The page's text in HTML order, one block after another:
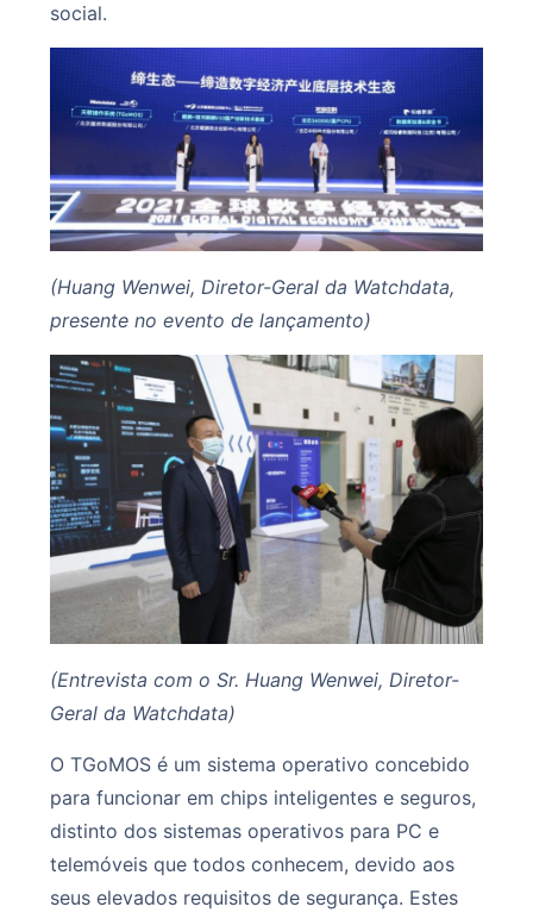
social.
(Huang Wenwei, Diretor-Geral da Watchdata,
presente no evento de lançamento)
(Entrevista com o Sr. Huang Wenwei, Diretor-
Geral da Watchdata)
O TGoMOS é um sistema operativo concebido
para funcionar em chips inteligentes e seguros,
distinto dos sistemas operativos para PC e
telemóveis que todos conhecem, devido aos
seus elevados requisitos de segurança. Estes